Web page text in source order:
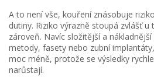
A to není vše, kouření znásobuje
dutiny. Riziko výrazně stoupá zvlášť
zároveň. Navíc složitější a
metody, fasety nebo zubní
moc méně, protože se výsledky
narůstají.